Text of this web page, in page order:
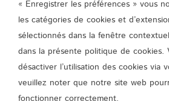
« Enregistrer les préférences » vous
les catégories de cookies et
sélectionnés dans la fenêtre
dans la présente politique de cookies.
désactiver l’utilisation des cookies via
veuillez noter que notre site web